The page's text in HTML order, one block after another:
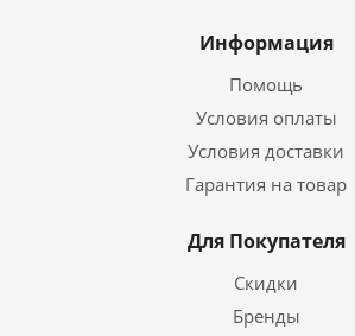
Информация
Помощь
Условия оплаты
Условия доставки
Гарантия на товар
Для Покупателя
Скидки
Бренды